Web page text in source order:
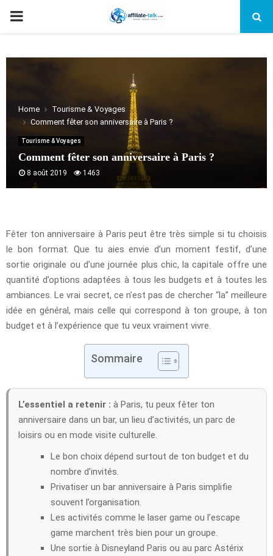
PRIMARY
Home
Tourisme & Voyages
Comment fêter son anniversaire à Paris ?
Tourisme & Voyages
Comment fêter son anniversaire à Paris ?
8 août 2019 1463
Fêter ton anniversaire à Paris peut être très simple si tu choisis
le bon format. Que tu aies envie d’un moment festif, d’une
sortie originale ou d’une journée plus chic, la capitale offre une
quantité d’options adaptées à tous les budgets et à toutes les
ambiances. Le vrai secret, ce n’est pas de chercher “la” meilleure
idée en général, mais celle qui correspond à ton groupe, à ton
budget et à l’expérience que tu veux vraiment vivre.
Sommaire
L’essentiel a retenir : à Paris, tu peux fêter ton
anniversaire dans un bar, un lieu d’activités, un parc de
loisirs ou en mode visite culturelle.
Le bon choix dépend surtout de ton budget et du
nombre d’invités.
Privatiser un bar anniversaire à Paris simplifie
souvent l’organisation.
Les activités comme le laser game ou l’escape
game marchent très bien pour un groupe.
Une sortie à Disneyland Paris ou au parc Astérix